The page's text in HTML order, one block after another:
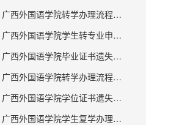
理流程
广西外国语学院转学办理流程
转出）
广西外国语学院学生转专业申请
理流程
广西外国语学院毕业证书遗失补
书办理流程
广西外国语学院转学办理流程
转入）
广西外国语学院学位证书遗失补
书办理流程
广西外国语学院学生复学办理流